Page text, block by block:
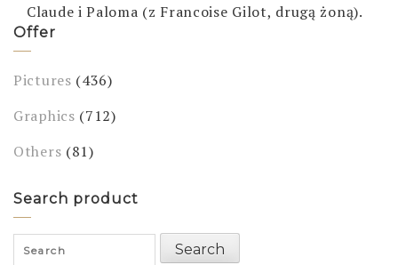
Claude i Paloma (z Francoise Gilot, drugą żoną).
Offer
Pictures (436)
Graphics (712)
Others (81)
Search product
Search
Search